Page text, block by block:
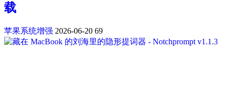
载
苹果系统增强 2026-06-20 69